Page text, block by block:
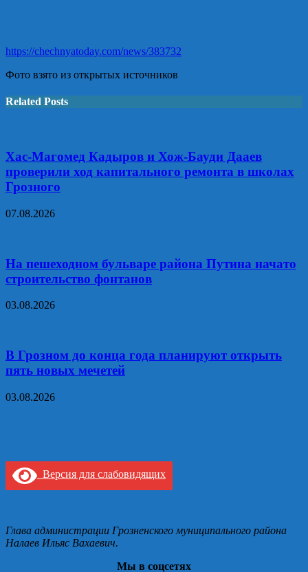
https://chechnyatoday.com/news/383732
Фото взято из открытых источников
Related Posts
Хас-Магомед Кадыров и Хож-Бауди Дааев
проверили ход капитального ремонта в школах
Грозного
07.08.2026
На пешеходном бульваре района Путина начато
строительство фонтанов
03.08.2026
В Грозном до конца года планируют открыть
пять новых мечетей
03.08.2026
Версия для слабовидящих
Глава администрации Грозненского муниципального района
Налаев Ильяс Вахаевич.
Мы в соцсетях